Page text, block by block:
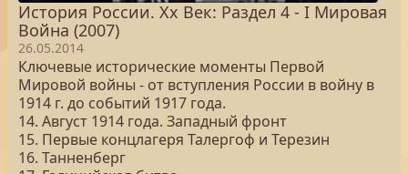
История России. Хх Век: Раздел 4 - I Мировая
Война (2007)
26.05.2014
Ключевые исторические моменты Первой
Мировой войны - от вступления России в войну в
1914 г. до событий 1917 года.
14. Август 1914 года. Западный фронт
15. Первые концлагеря Талергоф и Терезин
16. Танненберг